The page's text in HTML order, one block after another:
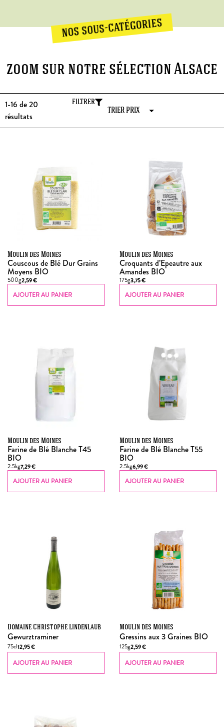
nos sous-catégories
zoom sur notre sélection Alsace
1-16 de 20
résultats
FILTRER
Moulin des Moines
Couscous de Blé Dur Grains
Moyens BIO
500g2,59€
AJOUTER AU PANIER
Moulin des Moines
Croquants d’Epeautre aux
Amandes BIO
175g3,75€
AJOUTER AU PANIER
Moulin des Moines
Farine de Blé Blanche T45
BIO
2.5kg7,29€
AJOUTER AU PANIER
Moulin des Moines
Farine de Blé Blanche T55
BIO
2.5kg6,99€
AJOUTER AU PANIER
Domaine Christophe Lindenlaub
Gewurztraminer
75cl12,95€
AJOUTER AU PANIER
Moulin des Moines
Gressins aux 3 Graines BIO
125g2,59€
AJOUTER AU PANIER